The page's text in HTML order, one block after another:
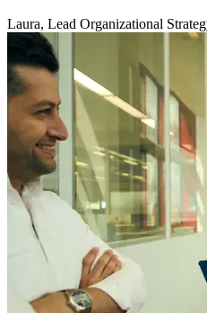
Laura, Lead Organizational